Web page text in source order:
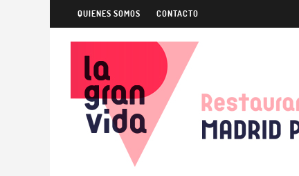
QUIENES SOMOS CONTACTO